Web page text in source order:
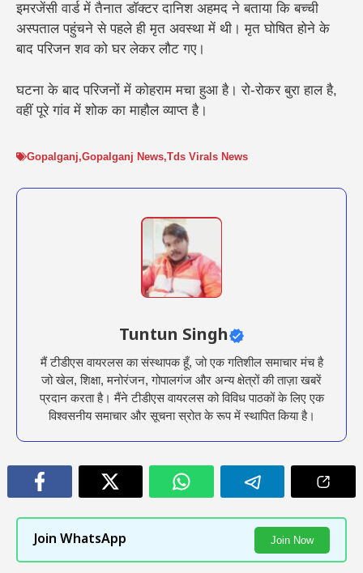
इमरजेंसी वार्ड में तैनात डॉक्टर दानिश अहमद ने बताया कि बच्ची
अस्पताल पहुंचने से पहले ही मृत अवस्था में थी। मृत घोषित होने के
बाद परिजन शव को घर लेकर लौट गए।
घटना के बाद परिजनों में कोहराम मचा हुआ है। रो-रोकर बुरा हाल है,
वहीं पूरे गांव में शोक का माहौल व्याप्त है।
Gopalganj,Gopalganj News,Tds Virals News
Tuntun Singh
मैं टीडीएस वायरलस का संस्थापक हूँ, जो एक गतिशील समाचार मंच है
जो खेल, शिक्षा, मनोरंजन, गोपालगंज और अन्य क्षेत्रों की ताज़ा खबरें
प्रदान करता है। मैंने टीडीएस वायरलस को विविध पाठकों के लिए एक
विश्वसनीय समाचार और सूचना स्रोत के रूप में स्थापित किया है।
Join WhatsApp Join Now